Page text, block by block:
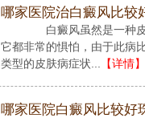
哪家医院治白癜风比较
白癜风虽然是一种皮
它都非常的惧怕，由于此病
类型的皮肤病症状...
【详情】
哪家医院白癜风比较好